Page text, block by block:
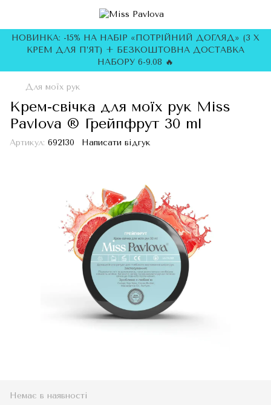
НОВИНКА: -15% НА НАБІР «ПОТРІЙНИЙ ДОГЛЯД» (3 Х
КРЕМ ДЛЯ П’ЯТ) + БЕЗКОШТОВНА ДОСТАВКА
НАБОРУ 6-9.08 🔥
Для моїх рук
Крем-свічка для моїх рук Miss
Pavlova ® Грейпфрут 30 ml
Артикул: 692130 Написати відгук
Немає в наявності